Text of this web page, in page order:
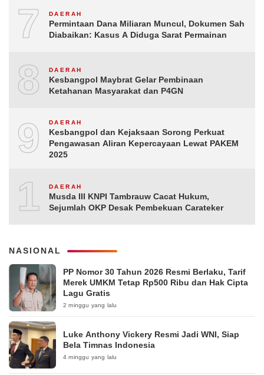
7 DAERAH
Permintaan Dana Miliaran Muncul, Dokumen Sah
Diabaikan: Kasus A Diduga Sarat Permainan
8 DAERAH
Kesbangpol Maybrat Gelar Pembinaan
Ketahanan Masyarakat dan P4GN
9 DAERAH
Kesbangpol dan Kejaksaan Sorong Perkuat
Pengawasan Aliran Kepercayaan Lewat PAKEM
2025
10DAERAH
Musda III KNPI Tambrauw Cacat Hukum,
Sejumlah OKP Desak Pembekuan Carateker
NASIONAL
PP Nomor 30 Tahun 2026 Resmi Berlaku, Tarif
Merek UMKM Tetap Rp500 Ribu dan Hak Cipta
Lagu Gratis
2 minggu yang lalu
Luke Anthony Vickery Resmi Jadi WNI, Siap
Bela Timnas Indonesia
4 minggu yang lalu